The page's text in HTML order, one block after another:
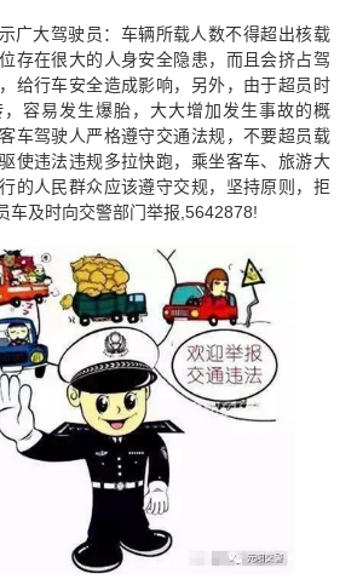
广大驾驶员：车辆所载人数不得超出核载
存在很大的人身安全隐患，而且会挤占驾
给行车安全造成影响，另外，由于超员时
容易发生爆胎，大大增加发生事故的概
车驾驶人严格遵守交通法规，不要超员载
使违法违规多拉快跑，乘坐客车、旅游大
的人民群众应该遵守交规，坚持原则，拒
车及时向交警部门举报,5642878!